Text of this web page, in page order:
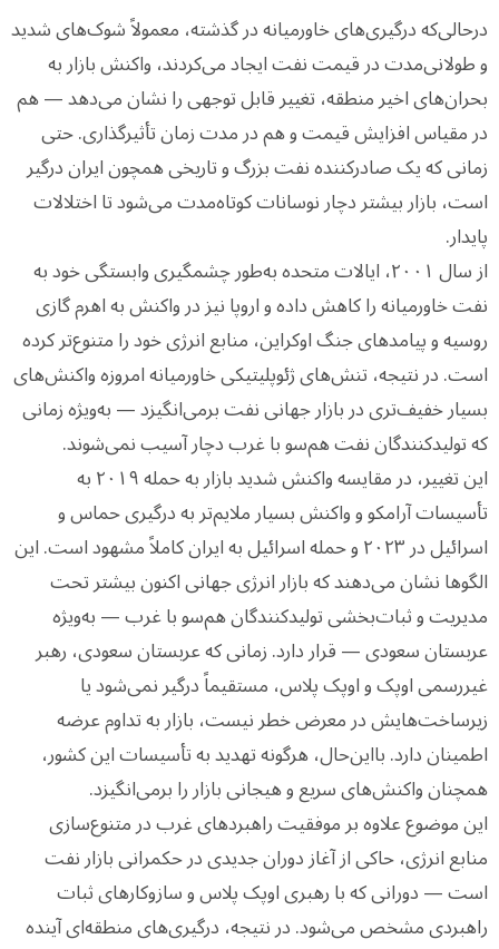
درحالی‌که درگیری‌های خاورمیانه در گذشته، معمولاً شوک‌های شدید
و طولانی‌مدت در قیمت نفت ایجاد می‌کردند، واکنش بازار به
بحران‌های اخیر منطقه، تغییر قابل توجهی را نشان می‌دهد — هم
در مقیاس افزایش قیمت و هم در مدت زمان تأثیرگذاری. حتی
زمانی که یک صادرکننده نفت بزرگ و تاریخی همچون ایران درگیر
است، بازار بیشتر دچار نوسانات کوتاه‌مدت می‌شود تا اختلالات
پایدار.
از سال ۲۰۰۱، ایالات متحده به‌طور چشمگیری وابستگی خود به
نفت خاورمیانه را کاهش داده و اروپا نیز در واکنش به اهرم گازی
روسیه و پیامدهای جنگ اوکراین، منابع انرژی خود را متنوع‌تر کرده
است. در نتیجه، تنش‌های ژئوپلیتیکی خاورمیانه امروزه واکنش‌های
بسیار خفیف‌تری در بازار جهانی نفت برمی‌انگیزد — به‌ویژه زمانی
که تولیدکنندگان نفت هم‌سو با غرب دچار آسیب نمی‌شوند.
این تغییر، در مقایسه واکنش شدید بازار به حمله ۲۰۱۹ به
تأسیسات آرامکو و واکنش بسیار ملایم‌تر به درگیری حماس و
اسرائیل در ۲۰۲۳ و حمله اسرائیل به ایران کاملاً مشهود است. این
الگوها نشان می‌دهند که بازار انرژی جهانی اکنون بیشتر تحت
مدیریت و ثبات‌بخشی تولیدکنندگان هم‌سو با غرب — به‌ویژه
عربستان سعودی — قرار دارد. زمانی که عربستان سعودی، رهبر
غیررسمی اوپک و اوپک پلاس، مستقیماً درگیر نمی‌شود یا
زیرساخت‌هایش در معرض خطر نیست، بازار به تداوم عرضه
اطمینان دارد. بااین‌حال، هرگونه تهدید به تأسیسات این کشور،
همچنان واکنش‌های سریع و هیجانی بازار را برمی‌انگیزد.
این موضوع علاوه بر موفقیت راهبردهای غرب در متنوع‌سازی
منابع انرژی، حاکی از آغاز دوران جدیدی در حکمرانی بازار نفت
است — دورانی که با رهبری اوپک پلاس و سازوکارهای ثبات
راهبردی مشخص می‌شود. در نتیجه، درگیری‌های منطقه‌ای آینده